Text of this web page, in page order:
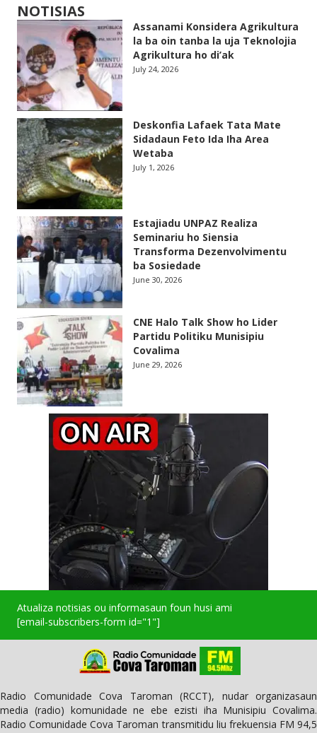
NOTISIAS
Assanami Konsidera Agrikultura
la ba oin tanba la uja Teknolojia
Agrikultura ho di’ak
July 24, 2026
Deskonfia Lafaek Tata Mate
Sidadaun Feto Ida Iha Area
Wetaba
July 1, 2026
Estajiadu UNPAZ Realiza
Seminariu ho Siensia
Transforma Dezenvolvimentu
ba Sosiedade
June 30, 2026
CNE Halo Talk Show ho Lider
Partidu Politiku Munisipiu
Covalima
June 29, 2026
Atualiza notisias ou informasaun foun husi ami
[email-subscribers-form id="1"]
Radio Comunidade Cova Taroman (RCCT), nudar organizasaun
media (radio) komunidade ne ebe ezisti iha Munisipiu Covalima.
Radio Comunidade Cova Taroman transmitidu liu frekuensia FM 94,5